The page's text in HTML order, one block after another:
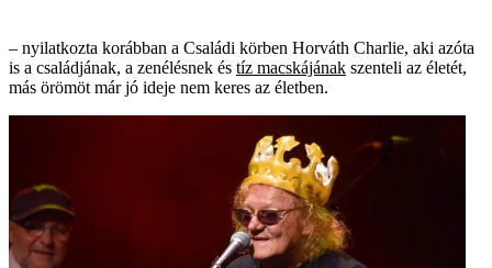
– nyilatkozta korábban a Családi körben Horváth Charlie, aki azóta
is a családjának, a zenélésnek és tíz macskájának szenteli az életét,
más örömöt már jó ideje nem keres az életben.